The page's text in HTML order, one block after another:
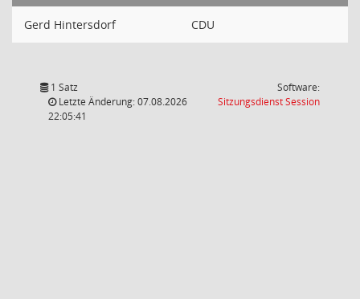
Gerd Hintersdorf CDU
1 Satz
Letzte Änderung: 07.08.2026
22:05:41
Software:
SitzungsdienstSession(Wird in